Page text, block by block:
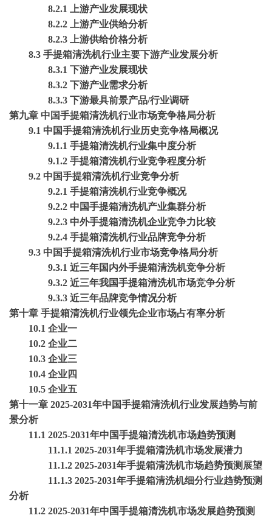
8.2.1 上游产业发展现状
8.2.2 上游产业供给分析
8.2.3 上游供给价格分析
8.3 手提箱清洗机行业主要下游产业发展分析
8.3.1 下游产业发展现状
8.3.2 下游产业需求分析
8.3.3 下游最具前景产品/行业调研
第九章 中国手提箱清洗机行业市场竞争格局分析
9.1 中国手提箱清洗机行业历史竞争格局概况
9.1.1 手提箱清洗机行业集中度分析
9.1.2 手提箱清洗机行业竞争程度分析
9.2 中国手提箱清洗机行业竞争分析
9.2.1 手提箱清洗机行业竞争概况
9.2.2 中国手提箱清洗机产业集群分析
9.2.3 中外手提箱清洗机企业竞争力比较
9.2.4 手提箱清洗机行业品牌竞争分析
9.3 中国手提箱清洗机行业市场竞争格局分析
9.3.1 近三年国内外手提箱清洗机竞争分析
9.3.2 近三年我国手提箱清洗机市场竞争分析
9.3.3 近三年品牌竞争情况分析
第十章 手提箱清洗机行业领先企业市场占有率分析
10.1 企业一
10.2 企业二
10.3 企业三
10.4 企业四
10.5 企业五
第十一章 2025-2031年中国手提箱清洗机行业发展趋势与前
景分析
11.1 2025-2031年中国手提箱清洗机市场趋势预测
11.1.1 2025-2031年手提箱清洗机市场发展潜力
11.1.2 2025-2031年手提箱清洗机市场趋势预测展望
11.1.3 2025-2031年手提箱清洗机细分行业趋势预测
分析
11.2 2025-2031年中国手提箱清洗机市场发展趋势预测